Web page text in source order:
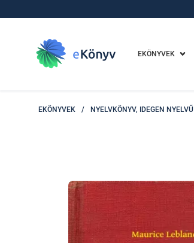
EKÖNYVEK
EKÖNYVEK / NYELVKÖNYV, IDEGEN NYELVŰ